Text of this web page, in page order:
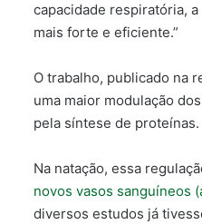
capacidade respiratória,
mais forte e eficiente.”
O trabalho, publicado na
uma maior modulação
pela síntese de proteínas.
Na natação, essa
novos vasos sanguíneos
diversos estudos já